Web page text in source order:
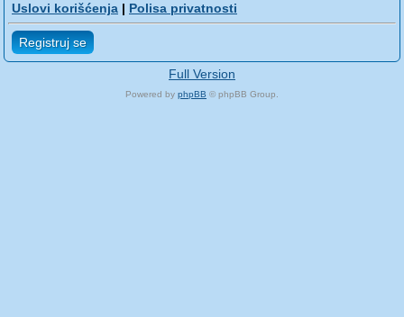
Uslovi korišćenja | Polisa privatnosti
Registruj se
Full Version
Powered by phpBB © phpBB Group.